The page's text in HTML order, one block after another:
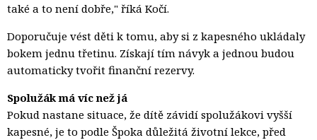
také a to není dobře," říká Kočí.
Doporučuje vést děti k tomu, aby si z kapesného ukládaly
bokem jednu třetinu. Získají tím návyk a jednou budou
automaticky tvořit finanční rezervy.
Spolužák má víc než já
Pokud nastane situace, že dítě závidí spolužákovi vyšší
kapesné, je to podle Špoka důležitá životní lekce, před